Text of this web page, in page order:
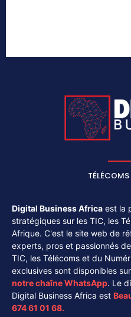
Digital Business Africa est la
stratégiques sur les TIC, les
Afrique. C'est le site web de
experts, pros et passionnés
TIC, les Télécoms et du
exclusives sont disponibles sur
notre chaîneWhatsApp. Le
Digital Business Africa est
674 61 01 68.